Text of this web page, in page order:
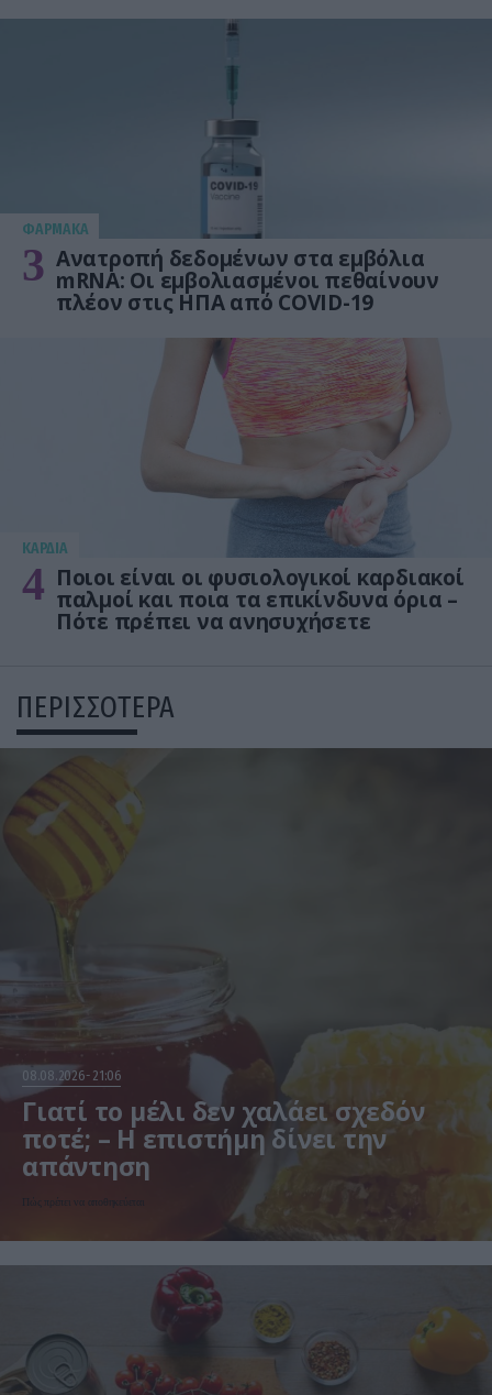
ΦΑΡΜΑΚΑ
3 Ανατροπή δεδομένων στα εμβόλια
mRNA: Οι εμβολιασμένοι πεθαίνουν
πλέον στις ΗΠΑ από COVID-19
KΑΡΔΙΑ
4 Ποιοι είναι οι φυσιολογικοί καρδιακοί
παλμοί και ποια τα επικίνδυνα όρια –
Πότε πρέπει να ανησυχήσετε
ΠΕΡΙΣΣΟΤΕΡΑ
08.08.2026 21:06
Γιατί το μέλι δεν χαλάει σχεδόν
ποτέ; – Η επιστήμη δίνει την
απάντηση
Πώς πρέπει να αποθηκεύεται